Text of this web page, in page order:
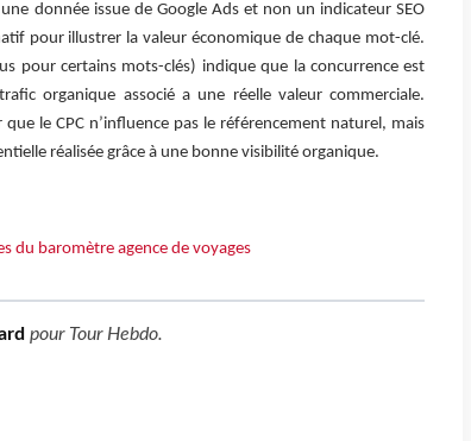
donnée issue de Google Ads et non un indicateur SEO
pour illustrer la valeur économique de chaque mot-clé.
pour certains mots-clés) indique que la concurrence est
organique associé a une réelle valeur commerciale.
le CPC n’influence pas le référencement naturel, mais
réalisée grâce à une bonne visibilité organique.
du baromètre agence de voyages
pour Tour Hebdo.